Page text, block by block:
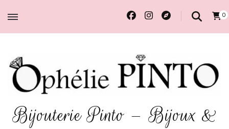
0
Bijouterie Pinto – Bijoux &